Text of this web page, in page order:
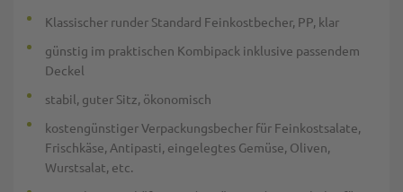
Klassischer runder Standard Feinkostbecher, PP, klar
günstig im praktischen Kombipack inklusive passendem
Deckel
stabil, guter Sitz, ökonomisch
kostengünstiger Verpackungsbecher für Feinkostsalate,
Frischkäse, Antipasti, eingelegtes Gemüse, Oliven,
Wurstsalat, etc.